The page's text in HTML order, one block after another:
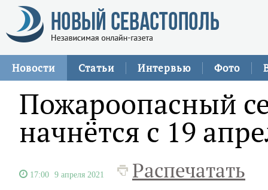
Новости Статьи Интервью Фото
Пожароопасный
начнётся с 19
17:00 9 апреля 2021 Распечатать